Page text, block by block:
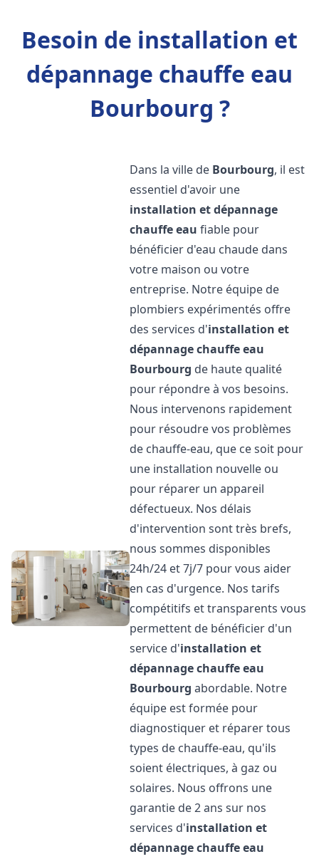
Besoin de installation et
dépannage chauffe eau
Bourbourg ?
Dans la ville de Bourbourg, il est
essentiel d'avoir une
installation et dépannage
chauffe eau fiable pour
bénéficier d'eau chaude dans
votre maison ou votre
entreprise. Notre équipe de
plombiers expérimentés offre
des services d'installation et
dépannage chauffe eau
Bourbourg de haute qualité
pour répondre à vos besoins.
Nous intervenons rapidement
pour résoudre vos problèmes
de chauffe-eau, que ce soit pour
une installation nouvelle ou
pour réparer un appareil
défectueux. Nos délais
d'intervention sont très brefs,
nous sommes disponibles
24h/24 et 7j/7 pour vous aider
en cas d'urgence. Nos tarifs
compétitifs et transparents vous
permettent de bénéficier d'un
service d'installation et
dépannage chauffe eau
Bourbourg abordable. Notre
équipe est formée pour
diagnostiquer et réparer tous
types de chauffe-eau, qu'ils
soient électriques, à gaz ou
solaires. Nous offrons une
garantie de 2 ans sur nos
services d'installation et
dépannage chauffe eau